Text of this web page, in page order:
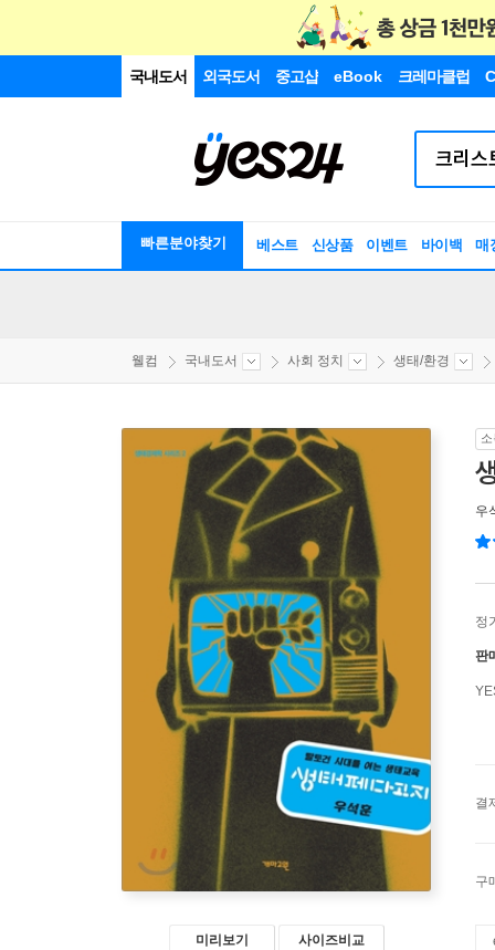
국내도서 외국도서 중고샵 eBook 크레마클럽
빠른분야찾기 베스트 신상품 이벤트 바이백 매
웰컴 국내도서 사회 정치 생태/환경
미리보기 사이즈비교
우
정
판
결
구